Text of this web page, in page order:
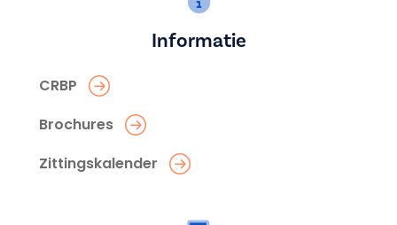
Informatie
CRBP
Brochures
Zittingskalender